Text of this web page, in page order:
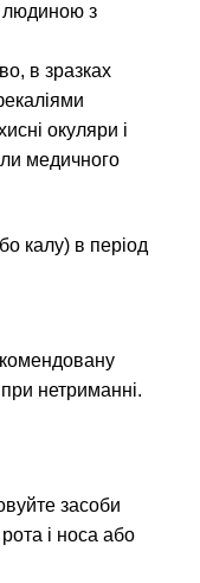
людиною з
в зразках
окуляри і
медичного
калу) в період
при нетриманні.
засоби
і носа або